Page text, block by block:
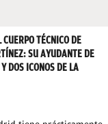
TÉCNICO DE
SU AYUDANTE DE
DOS ICONOS DE LA